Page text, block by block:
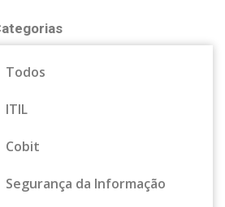
Todos
ITIL
Cobit
Segurança da Informação